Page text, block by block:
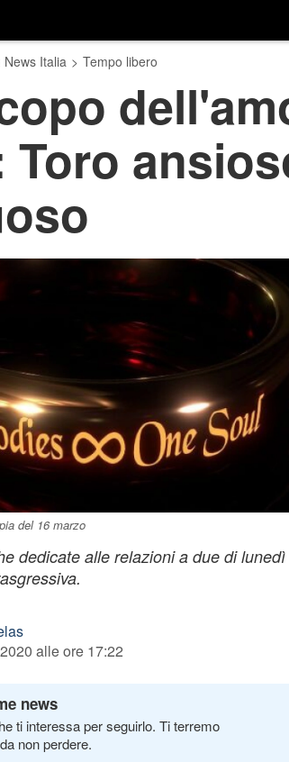
News Italia > Tempo libero
Toro
del 16 marzo
dedicate alle relazioni a due di lunedì
alle ore 17:22
news
ti interessa per seguirlo. Ti terremo
non perdere.